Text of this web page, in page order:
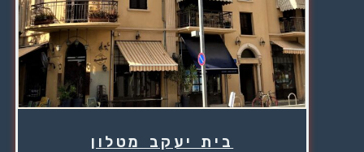
בית יעקב מטלון